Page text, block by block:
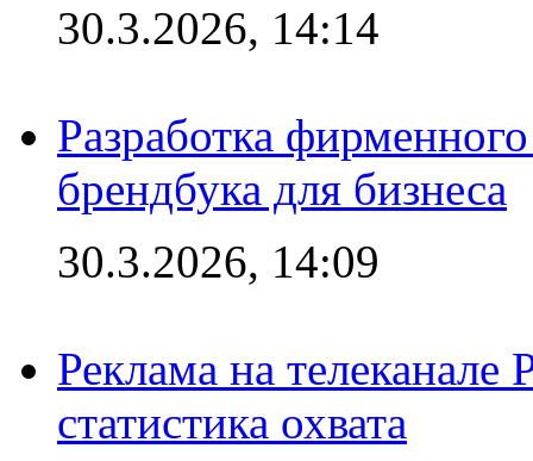
30.3.2026, 14:14
Разработка
брендбука для бизнеса
30.3.2026, 14:09
Реклама на
статистика охвата